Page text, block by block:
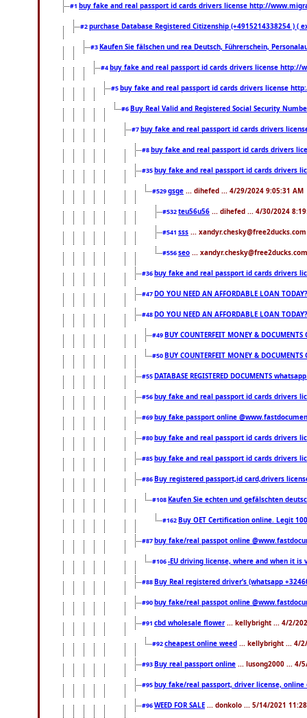
#1 buy fake and real passport id cards drivers license http://
#2purchase Database Registered Citizenship (+4915214338254 ) (
#3Kaufen Sie fälschen und rea Deutsch, Führerschein,
#4buy fake and real passport id cards drivers license http://
#5buy fake and real passport id cards drivers license
#6Buy Real Valid and Registered Social Security Numbe
#7buy fake and real passport id cards drivers
#8buy fake and real passport id cards drivers
#35buy fake and real passport id cards drivers
#529gsge ... dihefed ... 4/29/2024 9:05:31 AM
#532teu56u56 ... dihefed ... 4/30/2024
#541 sss ...
#556seo ...
#36buy fake and real passport id cards drivers
#47DO YOU NEED AN AFFORDABLE LOAN TODAY?
#48DO YOU NEED AN AFFORDABLE LOAN TODAY?
#49BUY COUNTERFEIT MONEY &
#50BUY COUNTERFEIT MONEY &
#55DATABASE REGISTERED DOCUMENTS
#56buy fake and real passport id cards drivers
#69buy fake passport online
#80buy fake and real passport id cards drivers
#85buy fake and real passport id cards drivers
#86Buy registered passport,id card,drivers
#108Kaufen Sie echten und gefälschten
#162Buy OET Certification online. Legit 100
#87buy fake/real passpot online
#106-EU driving license, where and when it is
#88Buy Real registered driver’s (whatsapp
#90buy fake/real passpot online
#91 cbd wholesale flower... kellybright ... 4/2/
#92cheapest online weed ... kellybright ... 4/
#93Buy real passport online ... lusong2000 ... 4/
#95buy fake/real passport, driver license, online
#96WEED FOR SALE ... donkolo ... 5/14/2021